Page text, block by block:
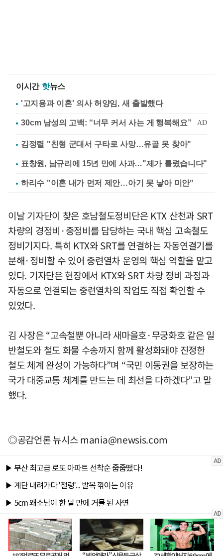
이시간 핫뉴스
'고지용과 이혼' 의사 허양임, 새 출발했다
김정렬 "친형 군대서 구타로 사망…유골 못 찾아"
표창원, 남규리에 15년 만에 사과…"제가 틀렸습니다"
하리수 "이혼 내가 먼저 제안…아기 못 낳아 미안"
이날 기자단이 찾은 호남철도정비단은 KTX 산천과 SRT
차량의 경정비·중정비를 담당하는 국내 핵심 고속철도
정비기지다. 특히 KTX와 SRT를 연결하는 자동연결기를
분해·정비할 수 있어 중련열차 운영의 핵심 역할을 맡고
있다. 기자단은 현장에서 KTX와 SRT 차량 정비 과정과
자동으로 연결되는 중련열차의 작업도 직접 확인할 수
있었다.
김 사장은 “고속철뿐 아니라 새마을호·무궁화호 같은 일
반철도와 철도 화물 수송까지 함께 활성화돼야 진정한
철도 체계 완성이 가능하다”며 “국민 이동권을 보장하는
국가 대중교통 체계를 만드는 데 최선을 다하겠다”고 말
했다.
◎공감언론 뉴시스mania@newsis.com